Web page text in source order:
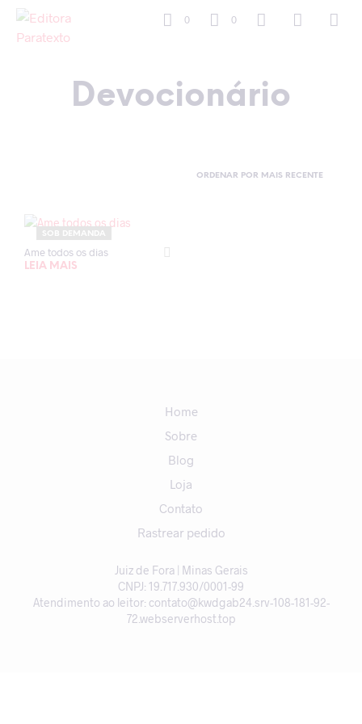
0 0
Devocionário
SOB DEMANDA
Ame todos os dias
LEIA MAIS
Home
Sobre
Blog
Loja
Contato
Rastrear pedido
Juiz de Fora | Minas Gerais
CNPJ: 19.717.930/0001-99
Atendimento ao leitor: contato@kwdgab24.srv-108-181-92-
72.webserverhost.top